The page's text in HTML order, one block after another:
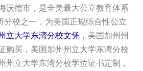
沃德市，是全美最大公立教育体系
校之一，为美国正规综合性公立
立大学东湾分校文凭， 美国加州州
购买，美国加州州立大学东湾分校
州立大学东湾分校学位证书定制，